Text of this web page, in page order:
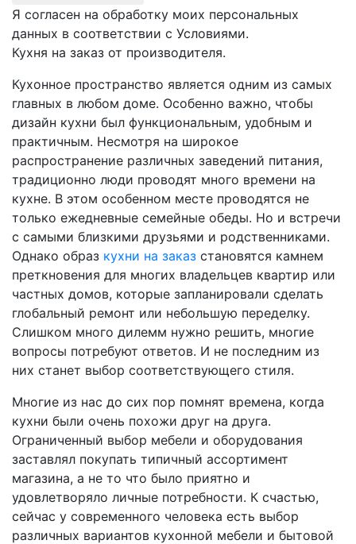
Я согласен на обработку моих персональных
данных в соответствии с Условиями.
Кухня на заказ от производителя.
Кухонное пространство является одним из самых
главных в любом доме. Особенно важно, чтобы
дизайн кухни был функциональным, удобным и
практичным. Несмотря на широкое
распространение различных заведений питания,
традиционно люди проводят много времени на
кухне. В этом особенном месте проводятся не
только ежедневные семейные обеды. Но и встречи
с самыми близкими друзьями и родственниками.
Однако образ кухни на заказ становятся камнем
преткновения для многих владельцев квартир или
частных домов, которые запланировали сделать
глобальный ремонт или небольшую переделку.
Слишком много дилемм нужно решить, многие
вопросы потребуют ответов. И не последним из
них станет выбор соответствующего стиля.
Многие из нас до сих пор помнят времена, когда
кухни были очень похожи друг на друга.
Ограниченный выбор мебели и оборудования
заставлял покупать типичный ассортимент
магазина, а не то что было приятно и
удовлетворяло личные потребности. К счастью,
сейчас у современного человека есть выбор
различных вариантов кухонной мебели и бытовой